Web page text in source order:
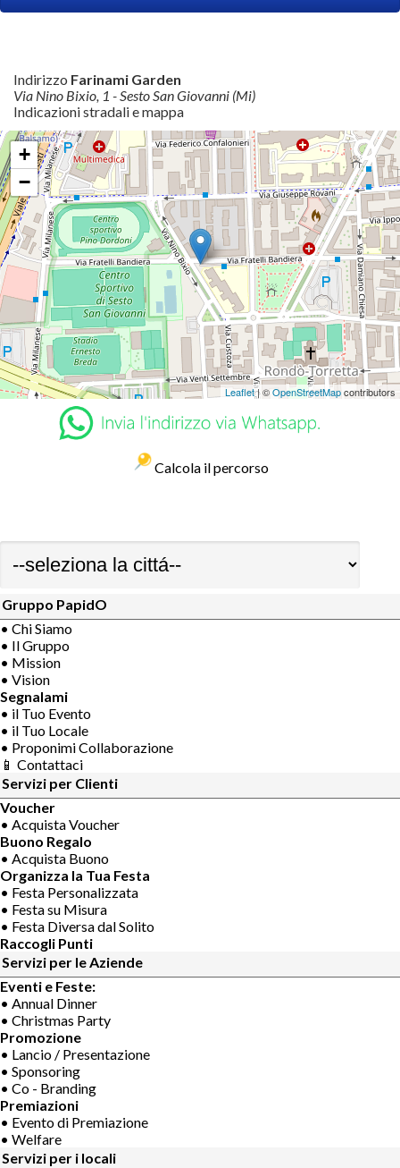
Indirizzo Farinami Garden
Via Nino Bixio, 1 - Sesto San Giovanni (Mi)
Indicazioni stradali e mappa
+
−
Leaflet| ©OpenStreetMapcontributors
Calcola il percorso
Gruppo PapidO
• Chi Siamo
• Il Gruppo
• Mission
• Vision
Segnalami
• il Tuo Evento
• il Tuo Locale
• Proponimi Collaborazione
📱 Contattaci
Servizi per Clienti
Voucher
• Acquista Voucher
Buono Regalo
• Acquista Buono
Organizza la Tua Festa
• Festa Personalizzata
• Festa su Misura
• Festa Diversa dal Solito
Raccogli Punti
Servizi per le Aziende
Eventi e Feste:
• Annual Dinner
• Christmas Party
Promozione
• Lancio / Presentazione
• Sponsoring
• Co - Branding
Premiazioni
• Evento di Premiazione
• Welfare
Servizi per i locali